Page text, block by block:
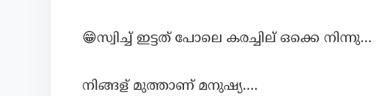
😁സ്വിച്ച് ഇട്ടത് പോലെ കരച്ചില് ഒക്കെ നിന്നു…
നിങ്ങള് മുത്താണ് മനുഷ്യ….